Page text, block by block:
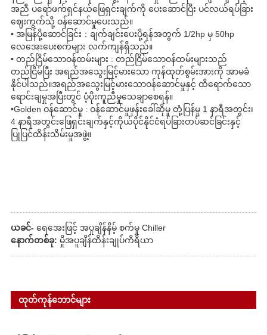
အညီ ပရော်ဖက်ရှင်နယ်ဖြေရှင်းချက်ကို ပေးဆောင်ပြီး ပင်လယ်ရပ်ခြား
ဈေးကွက်သို့ ဝန်ဆောင်မှုပေးသည်။
• အမြန်ပို့ဆောင်ခြင်း：ချက်ချင်းပေးပို့ရန်အတွက် 1/2hp မှ 50hp
လေအေးပေးစက်များ လက်ကျန်ရှိသည်။
• တည်ငြိမ်သောဝန်ထမ်းများ : တည်ငြိမ်သောဝန်ထမ်းများသည်
တည်ငြိမ်ပြီး အရည်အသွေးမြင့်မားသော ကုန်ထုတ်စွမ်းအားကို အာမခံ
နိုင်ပါသည်။အရည်အသွေးမြင့်မားသောဝန်ဆောင်မှုနှင့် ထိရောက်သော
ရောင်းချမှုအပြီးတွင် ပံ့ပိုးကူညီမှုသေချာစေရန်။
•Golden ဝန်ဆောင်မှု : ဝန်ဆောင်မှုဖုန်းခေါ်ဆိုမှု တုံ့ပြန်မှု 1 နာရီအတွင်း၊
4 နာရီအတွင်းဖြေရှင်းချက်နှင့်ကိုယ်ပိုင်နိုင်ငံရပ်ခြားတပ်ဆင်ခြင်းနှင့်
ပြုပြင်ထိန်းသိမ်းမှုအဖွဲ့။
ယခင်- ရေအေးဖြင့် အပူချိန်နိမ့် စက်မှု Chiller
နောက်တစ်ခု: မှိုအပူချိန်ထိန်းချုပ်ကိရိယာ
ထုတ်ကုန်ဘောင်များ